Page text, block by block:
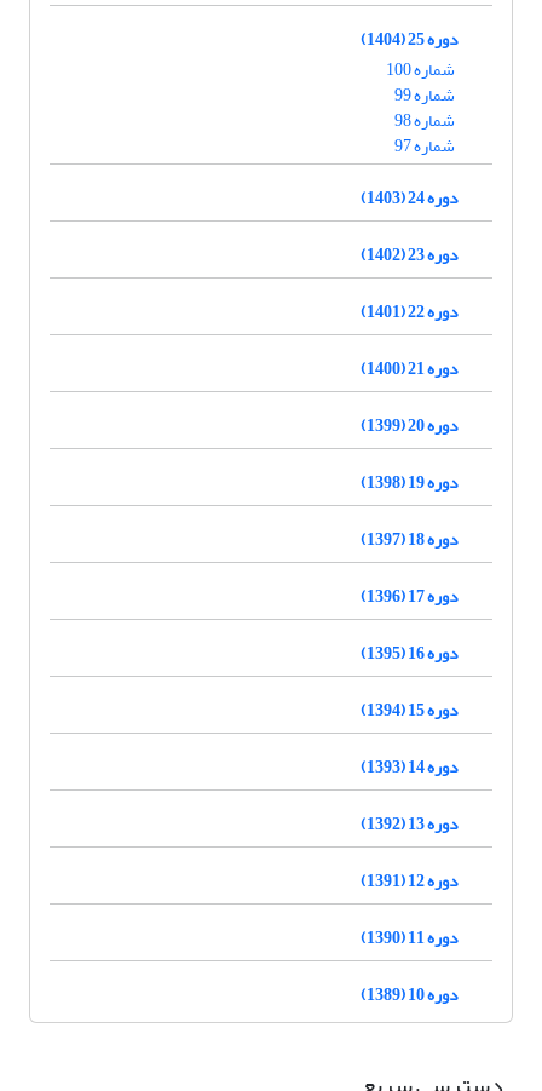
دوره 25 (1404)
شماره 100
شماره 99
شماره 98
شماره 97
دوره 24 (1403)
دوره 23 (1402)
دوره 22 (1401)
دوره 21 (1400)
دوره 20 (1399)
دوره 19 (1398)
دوره 18 (1397)
دوره 17 (1396)
دوره 16 (1395)
دوره 15 (1394)
دوره 14 (1393)
دوره 13 (1392)
دوره 12 (1391)
دوره 11 (1390)
دوره 10 (1389)